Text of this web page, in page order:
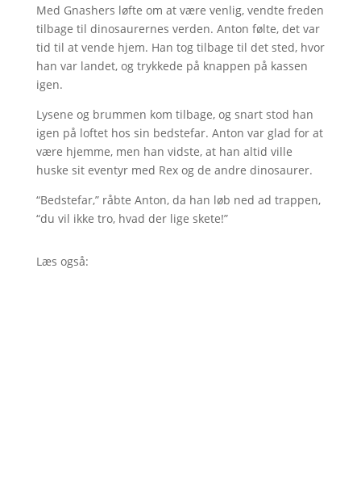
Med Gnashers løfte om at være venlig, vendte freden
tilbage til dinosaurernes verden. Anton følte, det var
tid til at vende hjem. Han tog tilbage til det sted, hvor
han var landet, og trykkede på knappen på kassen
igen.
Lysene og brummen kom tilbage, og snart stod han
igen på loftet hos sin bedstefar. Anton var glad for at
være hjemme, men han vidste, at han altid ville
huske sit eventyr med Rex og de andre dinosaurer.
“Bedstefar,” råbte Anton, da han løb ned ad trappen,
“du vil ikke tro, hvad der lige skete!”
Læs også: